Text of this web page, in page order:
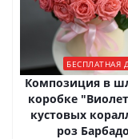
БЕСПЛАТНАЯ
Композиция в
коробке
кустовых
роз